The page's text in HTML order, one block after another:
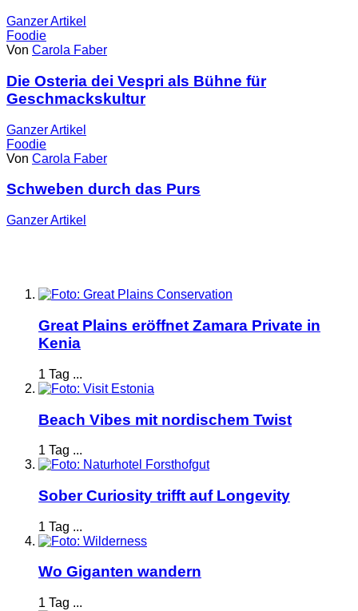
GanzerArtikel
Foodie
Von Carola Faber
Die Osteria dei Vespri als Bühne für
Geschmackskultur
GanzerArtikel
Foodie
Von Carola Faber
Schweben durch das Purs
GanzerArtikel
Great Plains eröffnet Zamara Private in
Kenia
1 Tag ...
Beach Vibes mit nordischem Twist
1 Tag ...
Sober Curiosity trifft auf Longevity
1 Tag ...
Wo Giganten wandern
1 Tag ...